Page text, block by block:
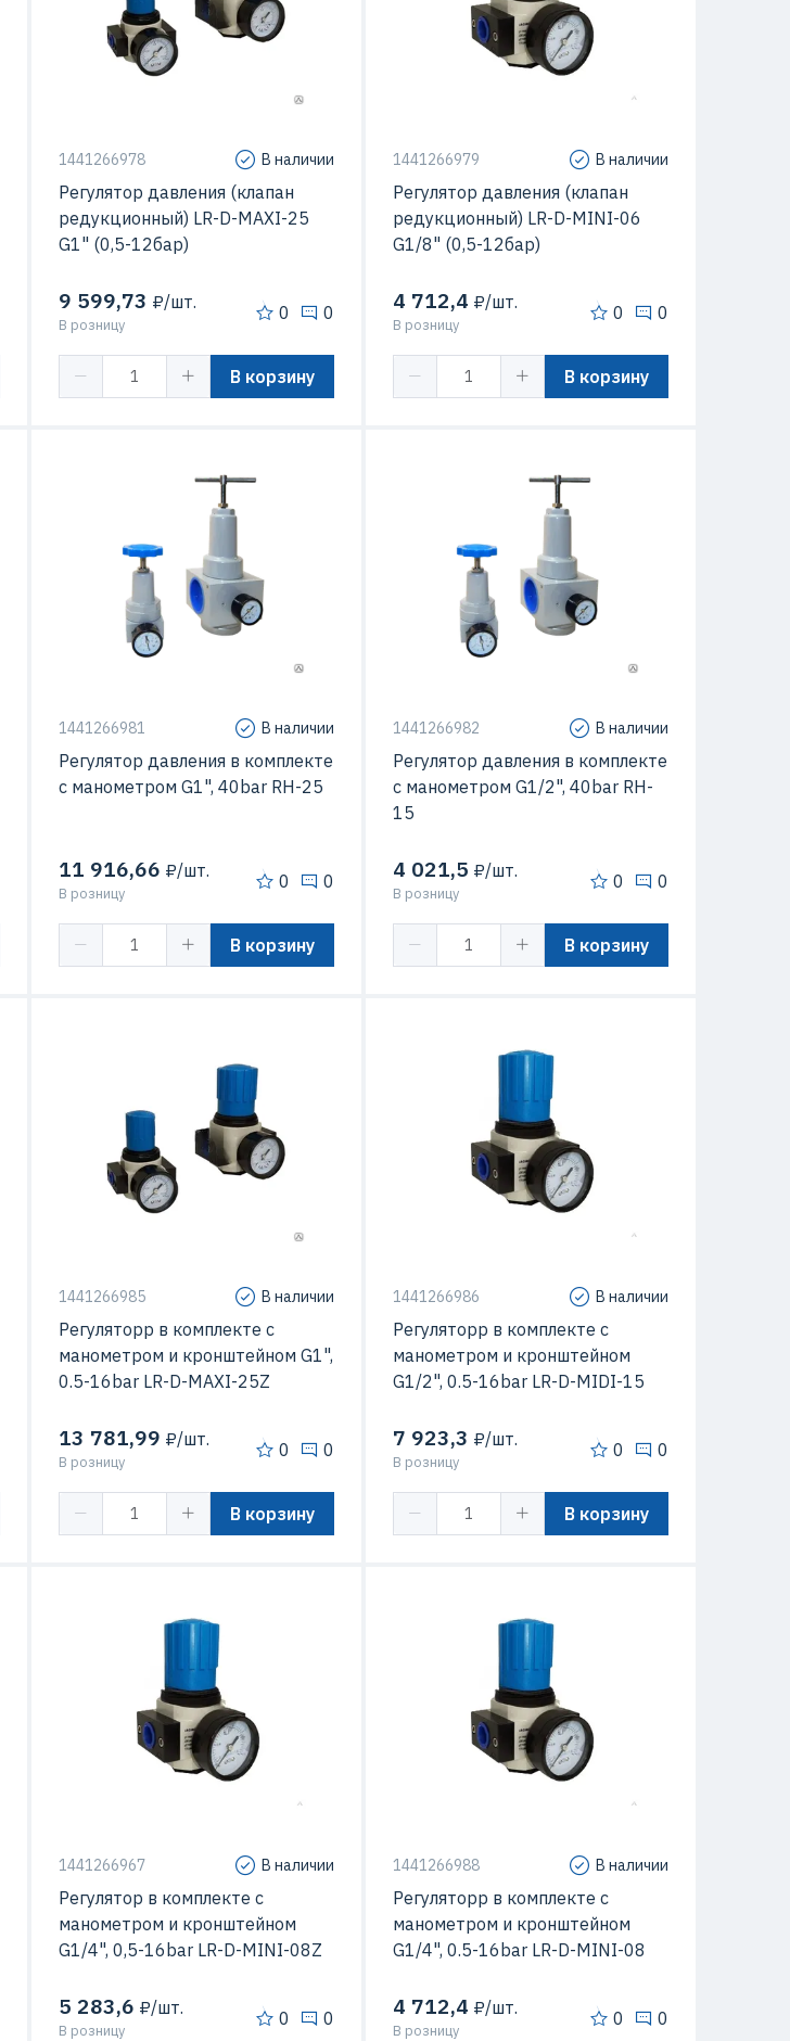
1441266978 В наличии
Регулятор давления (клапан
редукционный) LR-D-MAXI-25
G1" (0,5-12бар)
9 599,73 ₽/шт.
В розницу
0 0
В корзину
1441266979 В наличии
Регулятор давления (клапан
редукционный) LR-D-MINI-06
G1/8" (0,5-12бар)
4 712,4 ₽/шт.
В розницу
0 0
В корзину
1441266981 В наличии
Регулятор давления в комплекте
с манометром G1", 40bar RH-25
11 916,66 ₽/шт.
В розницу
0 0
В корзину
1441266982 В наличии
Регулятор давления в комплекте
с манометром G1/2", 40bar RH-
15
4 021,5 ₽/шт.
В розницу
0 0
В корзину
1441266985 В наличии
Регуляторр в комплекте с
манометром и кронштейном G1",
0.5-16bar LR-D-MAXI-25Z
13 781,99 ₽/шт.
В розницу
0 0
В корзину
1441266986 В наличии
Регуляторр в комплекте с
манометром и кронштейном
G1/2", 0.5-16bar LR-D-MIDI-15
7 923,3 ₽/шт.
В розницу
0 0
В корзину
1441266967 В наличии
Регулятор в комплекте с
манометром и кронштейном
G1/4", 0,5-16bar LR-D-MINI-08Z
5 283,6 ₽/шт.
В розницу
0 0
1441266988 В наличии
Регуляторр в комплекте с
манометром и кронштейном
G1/4", 0.5-16bar LR-D-MINI-08
4 712,4 ₽/шт.
В розницу
0 0